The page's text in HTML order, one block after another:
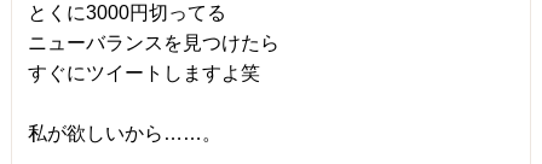
とくに3000円切ってる
ニューバランスを見つけたら
すぐにツイートしますよ笑
私が欲しいから……。